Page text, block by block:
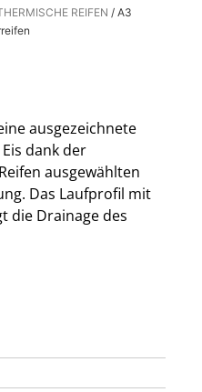
REIFEN / A3
ausgezeichnete
dank der
ausgewählten
Das Laufprofil mit
die Drainage des